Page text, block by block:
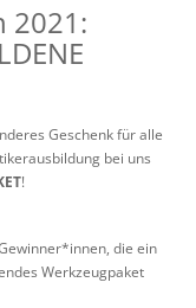
2021:
Geschenk für alle
bei uns
!
die ein
Werkzeugpaket